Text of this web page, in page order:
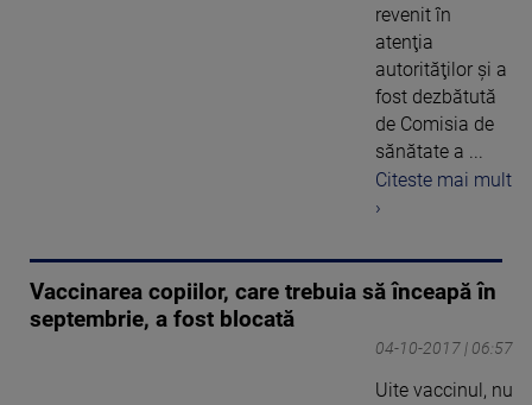
revenit în
atenţia
autorităţilor şi a
fost dezbătută
de Comisia de
sănătate a ...
Citeste mai mult
›
Vaccinarea copiilor, care trebuia să înceapă în
septembrie, a fost blocată
04-10-2017 | 06:57
Uite vaccinul, nu